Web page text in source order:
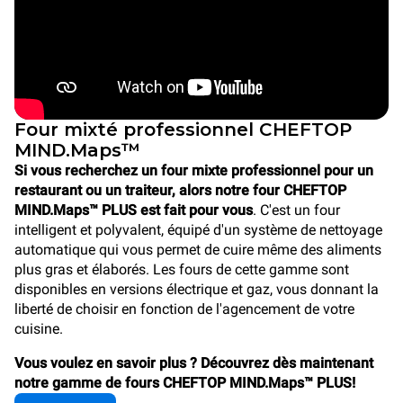
Four mixté professionnel CHEFTOP
MIND.Maps™
Si vous recherchez un four mixte professionnel pour un
restaurant ou un traiteur, alors notre four CHEFTOP
MIND.Maps™ PLUS est fait pour vous. C'est un four
intelligent et polyvalent, équipé d'un système de nettoyage
automatique qui vous permet de cuire même des aliments
plus gras et élaborés. Les fours de cette gamme sont
disponibles en versions électrique et gaz, vous donnant la
liberté de choisir en fonction de l'agencement de votre
cuisine.
Vous voulez en savoir plus ? Découvrez dès maintenant
notre gamme de fours CHEFTOP MIND.Maps™ PLUS!